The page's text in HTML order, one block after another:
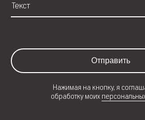
Отправить
Нажимая на кнопку, я
обработку моих